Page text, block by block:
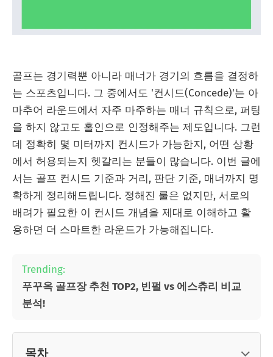
골프는 경기력뿐 아니라 매너가 경기의 흐름을 결정하
는 스포츠입니다. 그 중에서도 '컨시드(Concede)'는 아
마추어 라운드에서 자주 마주하는 매너 규칙으로, 퍼팅
을 하지 않고도 홀인으로 인정해주는 제도입니다. 그런
데 정확히 몇 미터까지 컨시드가 가능한지, 어떤 상황
에서 허용되는지 헷갈리는 분들이 많습니다. 이번 글에
서는 골프 컨시드 기준과 거리, 판단 기준, 매너까지 명
확하게 정리해드립니다. 정해진 룰은 없지만, 서로의
배려가 필요한 이 컨시드 개념을 제대로 이해하고 활
용하면 더 스마트한 라운드가 가능해집니다.
Trending:
푸꾸옥 골프장 추천 TOP2, 빈펄 vs 에스츄리 비교
분석!
목차